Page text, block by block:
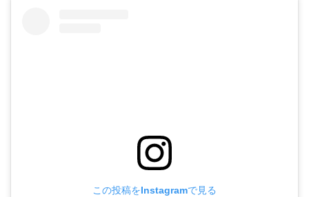
この投稿をInstagramで見る